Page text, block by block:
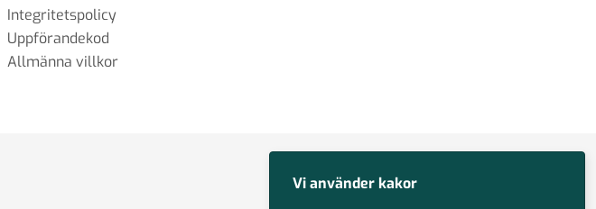
Integritetspolicy
Uppförandekod
Allmänna villkor
Vi använder kakor